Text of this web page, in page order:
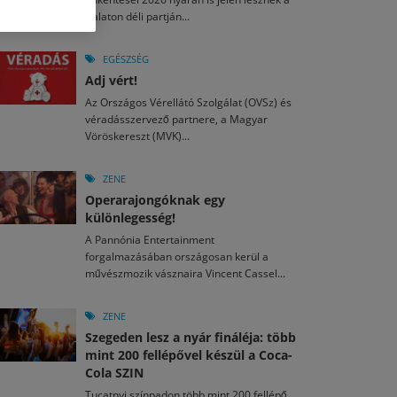
2026. JÚL. 15.
nézők 10 kedvenc filmje 2026 első félévében
2026. JÚL. 3.
án hozzánk is megérkezik a Rocktábor
2026. JÚL. 29.
a jubileumi Művészetek Völgye – még öt
kulturális ünnep
Fesztivál 2026
egy mese: 30 napos mesekihívást indít a Libri
2026. MÁJ. 11.
László kapta az Artisjus Irodalmi Nagydíjat
Balaton déli partján...
EGÉSZSÉG
Adj vért!
Az Országos Vérellátó Szolgálat (OVSz) és
véradásszervező partnere, a Magyar
Vöröskereszt (MVK)...
ZENE
Operarajongóknak egy
különlegesség!
A Pannónia Entertainment
forgalmazásában országosan kerül a
művészmozik vásznaira Vincent Cassel...
ZENE
Szegeden lesz a nyár fináléja: több
mint 200 fellépővel készül a Coca-
Cola SZIN